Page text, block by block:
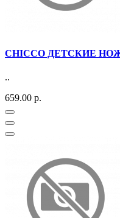
CHICCO ДЕТСКИЕ
..
659.00 р.